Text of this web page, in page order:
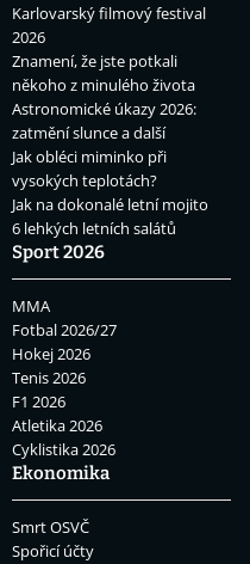
Karlovarský filmový festival
2026
Znamení, že jste potkali
někoho z minulého života
Astronomické úkazy 2026:
zatmění slunce a další
Jak obléci miminko při
vysokých teplotách?
Jak na dokonalé letní mojito
6 lehkých letních salátů
Sport 2026
MMA
Fotbal 2026/27
Hokej 2026
Tenis 2026
F1 2026
Atletika 2026
Cyklistika 2026
Ekonomika
Smrt OSVČ
Spořicí účty